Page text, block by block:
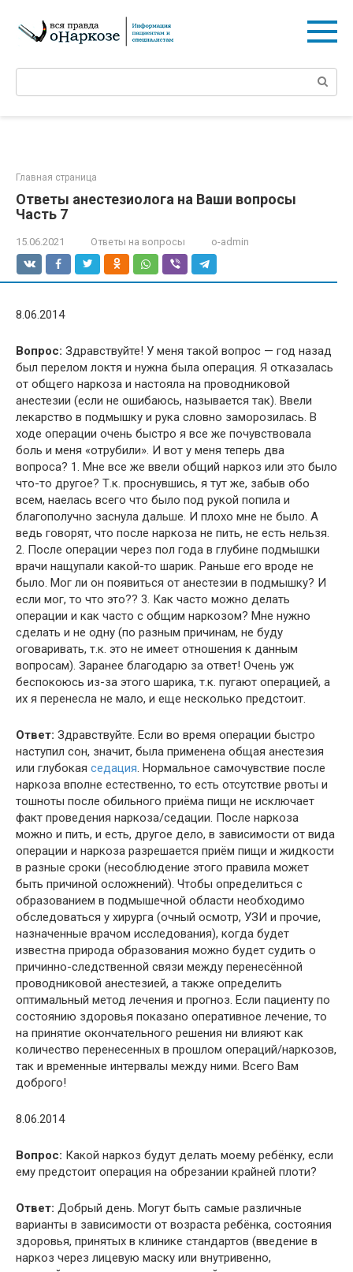
контенту
Поиск:
Главная страница
Ответы анестезиолога на Ваши вопросы
Часть 7
15.06.2021 Ответы на вопросы o-admin
8.06.2014
Вопрос: Здравствуйте! У меня такой вопрос — год назад
был перелом локтя и нужна была операция. Я отказалась
от общего наркоза и настояла на проводниковой
анестезии (если не ошибаюсь, называется так). Ввели
лекарство в подмышку и рука словно заморозилась. В
ходе операции очень быстро я все же почувствовала
боль и меня «отрубили». И вот у меня теперь два
вопроса? 1. Мне все же ввели общий наркоз или это было
что-то другое? Т.к. проснувшись, я тут же, забыв обо
всем, наелась всего что было под рукой попила и
благополучно заснула дальше. И плохо мне не было. А
ведь говорят, что после наркоза не пить, не есть нельзя.
2. После операции через пол года в глубине подмышки
врачи нащупали какой-то шарик. Раньше его вроде не
было. Мог ли он появиться от анестезии в подмышку? И
если мог, то что это?? 3. Как часто можно делать
операции и как часто с общим наркозом? Мне нужно
сделать и не одну (по разным причинам, не буду
оговаривать, т.к. это не имеет отношения к данным
вопросам). Заранее благодарю за ответ! Очень уж
беспокоюсь из-за этого шарика, т.к. пугают операцией, а
их я перенесла не мало, и еще несколько предстоит.
Ответ: Здравствуйте. Если во время операции быстро
наступил сон, значит, была применена общая анестезия
или глубокая седация. Нормальное самочувствие после
наркоза вполне естественно, то есть отсутствие рвоты и
тошноты после обильного приёма пищи не исключает
факт проведения наркоза/седации. После наркоза
можно и пить, и есть, другое дело, в зависимости от вида
операции и наркоза разрешается приём пищи и жидкости
в разные сроки (несоблюдение этого правила может
быть причиной осложнений). Чтобы определиться с
образованием в подмышечной области необходимо
обследоваться у хирурга (очный осмотр, УЗИ и прочие,
назначенные врачом исследования), когда будет
известна природа образования можно будет судить о
причинно-следственной связи между перенесённой
проводниковой анестезией, а также определить
оптимальный метод лечения и прогноз. Если пациенту по
состоянию здоровья показано оперативное лечение, то
на принятие окончательного решения ни влияют как
количество перенесенных в прошлом операций/наркозов,
так и временные интервалы между ними. Всего Вам
доброго!
8.06.2014
Вопрос: Какой наркоз будут делать моему ребёнку, если
ему предстоит операция на обрезании крайней плоти?
Ответ: Добрый день. Могут быть самые различные
варианты в зависимости от возраста ребёнка, состояния
здоровья, принятых в клинике стандартов (введение в
наркоз через лицевую маску или внутривенно,